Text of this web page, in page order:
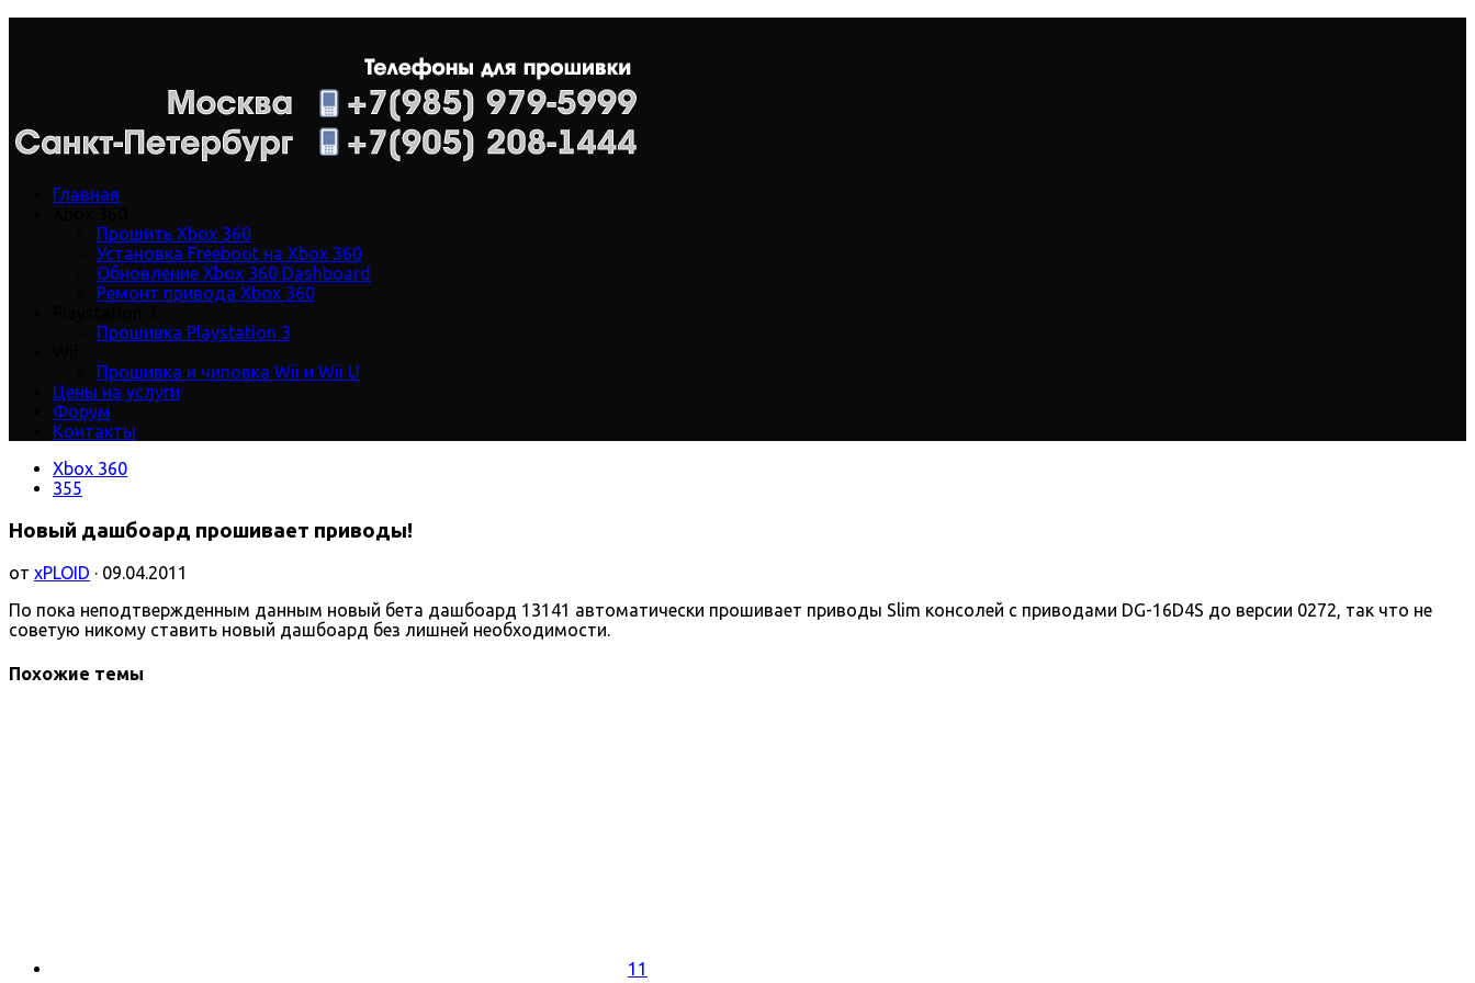
Главная
Прошить Xbox 360
Установка Freeboot на Xbox 360
Обновление Xbox 360 Dashboard
Ремонт привода Xbox 360
Прошивка Playstation 3
Прошивка и чиповка Wii и Wii U
Цены на услуги
Форум
Контакты
Xbox 360
355
Новый дашбоард прошивает приводы!
от xPLOID · 09.04.2011
По пока неподтвержденным данным новый бета дашбоард 13141 автоматически прошивает приводы Slim консолей с приводами DG-16D4S до версии 0272, так что не
советую никому ставить новый дашбоард без лишней необходимости.
Похожие темы
11